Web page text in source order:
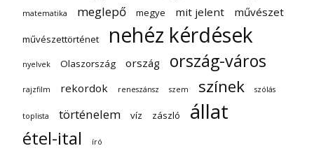
matematika meglepő megye mit jelent művészet
művészettörténet nehéz kérdések
nyelvek Olaszország ország ország-város
rajzfilm rekordok reneszánsz szem színek szólás
toplista történelem víz zászló állat
étel-ital író